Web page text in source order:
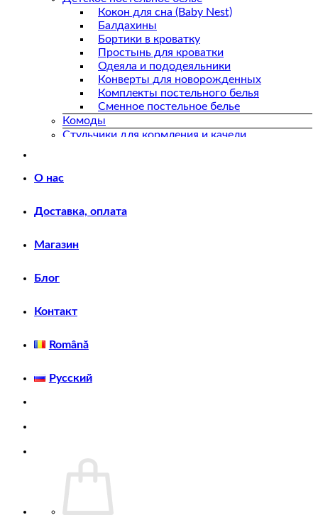
Кокон для сна (Baby Nest)
Балдахины
Бортики в кроватку
Простынь для кроватки
Одеяла и пододеяльники
Конверты для новорожденных
Комплекты постельного белья
Сменное постельное белье
Комоды
Стульчики для кормления и качели
Автокресла
Детский транспорт
Самокаты
Игрушки
Карусели на кроватку
О нас
Доставка, оплата
Магазин
Блог
Контакт
Română
Русский